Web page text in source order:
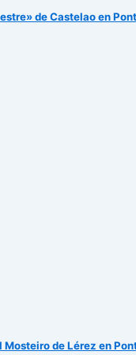
de Castelao en
de Lérez en